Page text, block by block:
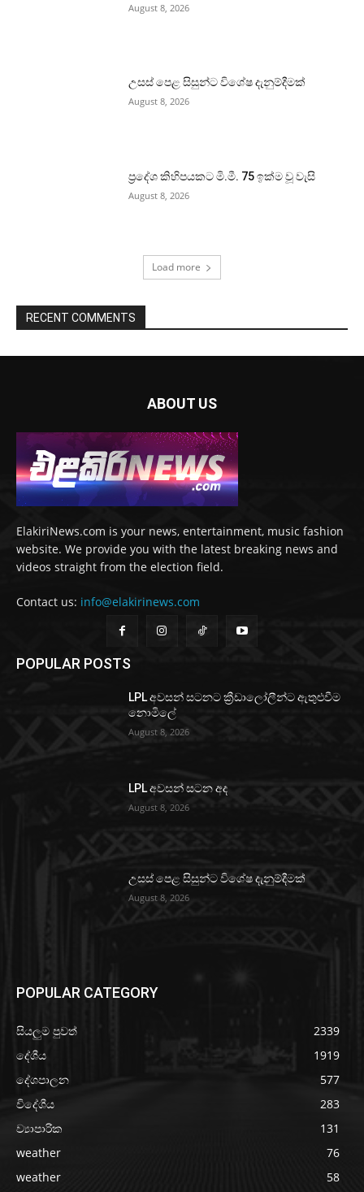
August 8, 2026
උසස් පෙළ සිසුන්ට විශේෂ දැනුම්දීමක්
August 8, 2026
ප්‍රදේශ කිහිපයකට මි.මී. 75 ඉක්ම වූ වැසි
August 8, 2026
Load more
RECENT COMMENTS
ABOUT US
ElakiriNews.com is your news, entertainment, music fashion
website. We provide you with the latest breaking news and
videos straight from the election field.
Contact us: info@elakirinews.com
POPULAR POSTS
LPL අවසන් සටනට ක්‍රීඩාලෝලීන්ට ඇතුළුවීම
නොමිලේ
August 8, 2026
LPL අවසන් සටන අද
August 8, 2026
උසස් පෙළ සිසුන්ට විශේෂ දැනුම්දීමක්
August 8, 2026
POPULAR CATEGORY
සියලුම පුවත්
2339
දේශීය
1919
දේශපාලන
577
විදේශීය
283
ව්‍යාපාරික
131
weather
76
weather
58